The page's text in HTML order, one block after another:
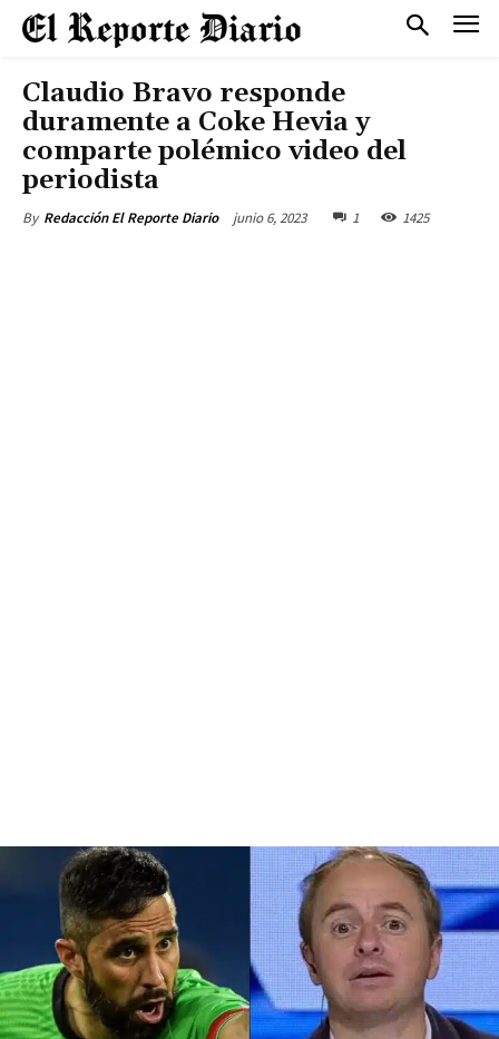
Claudio Bravo responde
duramente a Coke Hevia y
comparte polémico video del
periodista
By Redacción El Reporte Diario junio 6, 2023 1 1425